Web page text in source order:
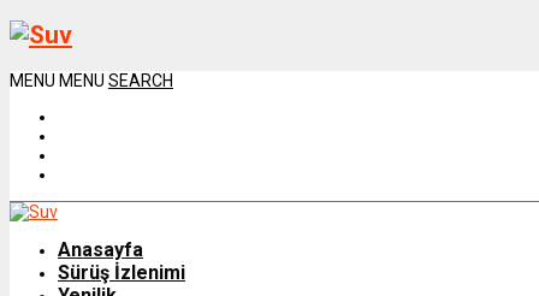
MENU MENU SEARCH
Anasayfa
Sürüş İzlenimi